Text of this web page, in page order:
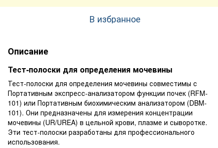
В избранное
Описание
Тест-полоски для определения мочевины
Тест-полоски для определения мочевины совместимы с
Портативным экспресс-анализатором функции почек (RFM-
101) или Портативным биохимическим анализатором (DBM-
101). Они предназначены для измерения концентрации
мочевины (UR/UREA) в цельной крови, плазме и сыворотке.
Эти тест-полоски разработаны для профессионального
использования.